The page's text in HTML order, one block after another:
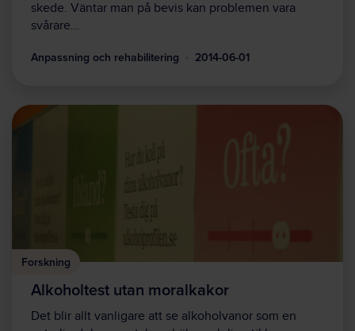
skede. Väntar man på bevis kan problemen vara
svårare…
Anpassning och rehabilitering 2014-06-01
Forskning
Alkoholtest utan moralkakor
Det blir allt vanligare att se alkoholvanor som en